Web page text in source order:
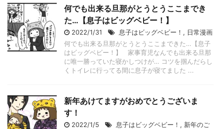
何でも出来る旦那がとうとうここまでき
た…【息子はビッグベビー！】
2022/1/31 息子はビッグベビー！ , 日常漫画
何でも出来る旦那がとうとうここまできた…【息子
はビッグベビー！】 家事育児なんでも出来る旦那
に唯一勝っていた寝かしつけが… コツを掴んだらし
くトイレに行ってる間に息子が寝てました ...
新年あけてますがおめでとうございま
す！
2022/1/5 息子はビッグベビー！ , 新年のご